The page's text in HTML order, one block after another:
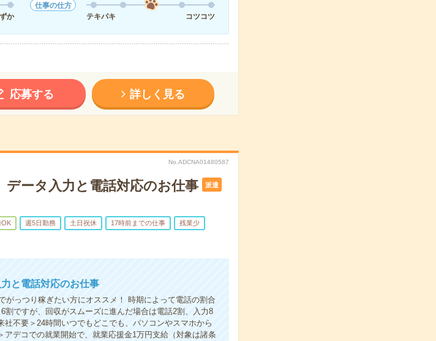
か
仕事の仕方
テキパキ
コツコツ
応募する 詳しく見る
No.ADCNA01480587
データ入力と電話対応のお仕事 派遣
OK 週5日勤務 土日祝休 17時前までの仕事 残業少
と電話対応のお仕事
がっつり稼ぎたい方にオススメ！ 時期によって電話の割合
割ですが、回収がスムーズに進んだ場合は電話2割、入力8
不要＞24時間いつでもどこでも、パソコンやスマホから
デコでの就業開始で、就業応援金1万円支給（対象は諸条